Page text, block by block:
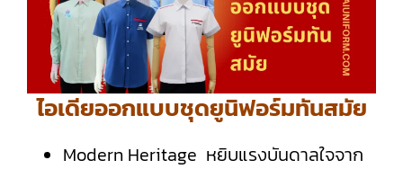
ไอเดียออกแบบชุดยูนิฟอร์มทันสมัย
Modern Heritage หยิบแรงบันดาลใจจาก